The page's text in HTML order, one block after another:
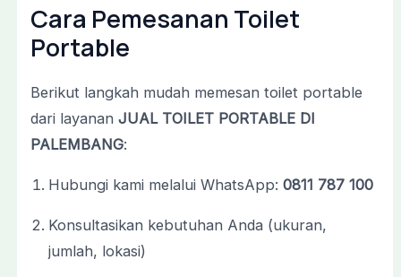
Cara Pemesanan Toilet
Portable
Berikut langkah mudah memesan toilet portable
dari layanan JUAL TOILET PORTABLE DI
PALEMBANG:
Hubungi kami melalui WhatsApp: 0811 787 100
Konsultasikan kebutuhan Anda (ukuran,
jumlah, lokasi)